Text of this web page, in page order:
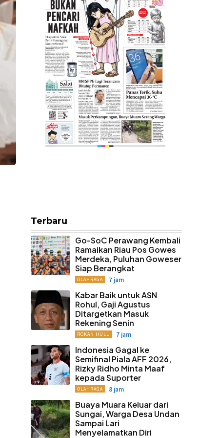
Terbaru
Go-SoC Perawang Kembali
Ramaikan Riau Pos Gowes
Merdeka, Puluhan Goweser
Siap Berangkat
OLAHRAGA 7 jam
Kabar Baik untuk ASN
Rohul, Gaji Agustus
Ditargetkan Masuk
Rekening Senin
ROKAN HULU 7 jam
Indonesia Gagal ke
Semifinal Piala AFF 2026,
Rizky Ridho Minta Maaf
kepada Suporter
OLAHRAGA 8 jam
Buaya Muara Keluar dari
Sungai, Warga Desa Undan
Sampai Lari
Menyelamatkan Diri